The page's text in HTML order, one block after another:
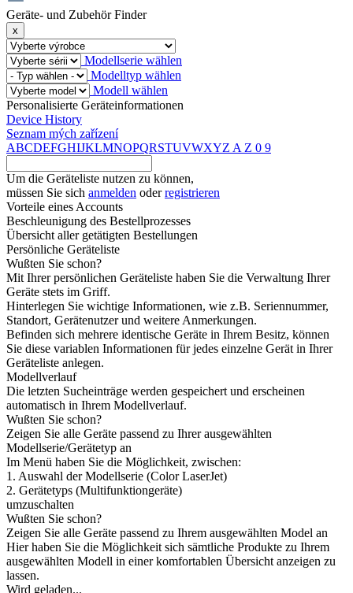
Geräte- und Zubehör Finder
x
Modellserie wählen
Modelltyp wählen
Modell wählen
Personalisierte Geräteinformationen
Device History
Seznam mých zařízení
ABCDEFGHIJKLMNOPQRSTUVWXYZ A Z 0 9
Um die Geräteliste nutzen zu können,
müssen Sie sich anmelden oderregistrieren
Vorteile eines Accounts
Beschleunigung des Bestellprozesses
Übersicht aller getätigten Bestellungen
Persönliche Geräteliste
Wußten Sie schon?
Mit Ihrer persönlichen Geräteliste haben Sie die Verwaltung Ihrer
Geräte stets im Griff.
Hinterlegen Sie wichtige Informationen, wie z.B. Seriennummer,
Standort, Gerätenutzer und weitere Anmerkungen.
Befinden sich mehrere identische Geräte in Ihrem Besitz, können
Sie diese variablen Informationen für jedes einzelne Gerät in Ihrer
Geräteliste anlegen.
Modellverlauf
Die letzten Sucheinträge werden gespeichert und erscheinen
automatisch in Ihrem Modellverlauf.
Wußten Sie schon?
Zeigen Sie alle Geräte passend zu Ihrer ausgewählten
Modellserie/Gerätetyp an
Im Menü haben Sie die Möglichkeit, zwischen:
1. Auswahl der Modellserie (Color LaserJet)
2. Gerätetyps (Multifunktiongeräte)
umzuschalten
Wußten Sie schon?
Zeigen Sie alle Geräte passend zu Ihrem ausgewählten Model an
Hier haben Sie die Möglichkeit sich sämtliche Produkte zu Ihrem
ausgewählten Modell in einer komfortablen Übersicht anzeigen zu
lassen.
Wird geladen...